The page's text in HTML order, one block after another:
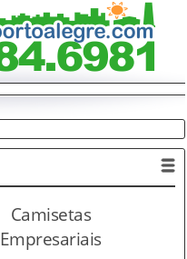
Camisetas
Empresariais